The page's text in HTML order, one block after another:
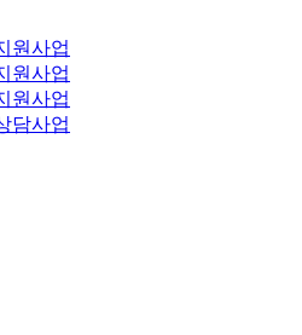
원사업
원사업
원사업
담사업